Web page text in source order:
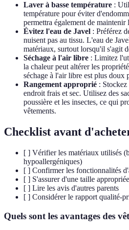
Laver à basse température :
température pour éviter
permettra également de maintenir
Évitez l'eau de Javel : Préférez
nuisent pas au tissu. L'eau de
matériaux, surtout lorsqu'il s'agit
Séchage à l'air libre : Limitez
la chaleur peut altérer les
séchage à l'air libre est plus doux
Rangement approprié : Stockez
endroit frais et sec. Utilisez des
poussière et les insectes, ce qui
vêtements.
Checklist avant
[ ] Vérifier les matériaux utilisés
hypoallergéniques)
[ ] Confirmer les fonctionnalités
[ ] S'assurer d'une taille appropriée
[ ] Lire les avis d'autres parents
[ ] Considérer le rapport qualité-
Quels sont les avantages des